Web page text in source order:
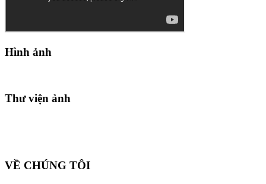
Hình ảnh
Thư viện ảnh
VỀ CHÚNG TÔI